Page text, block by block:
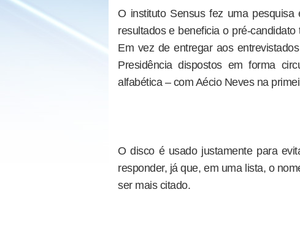
O instituto Sensus fez uma
resultados e beneficia o pré-
Em vez de entregar aos
Presidência dispostos em forma
alfabética – com Aécio Neves na
O disco é usado justamente para
responder, já que, em uma lista, o
ser mais citado.